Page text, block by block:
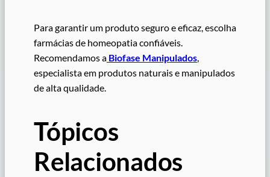
Para garantir um produto seguro e eficaz, escolha
farmácias de homeopatia confiáveis.
Recomendamos a Biofase Manipulados,
especialista em produtos naturais e manipulados
de alta qualidade.
Tópicos
Relacionados